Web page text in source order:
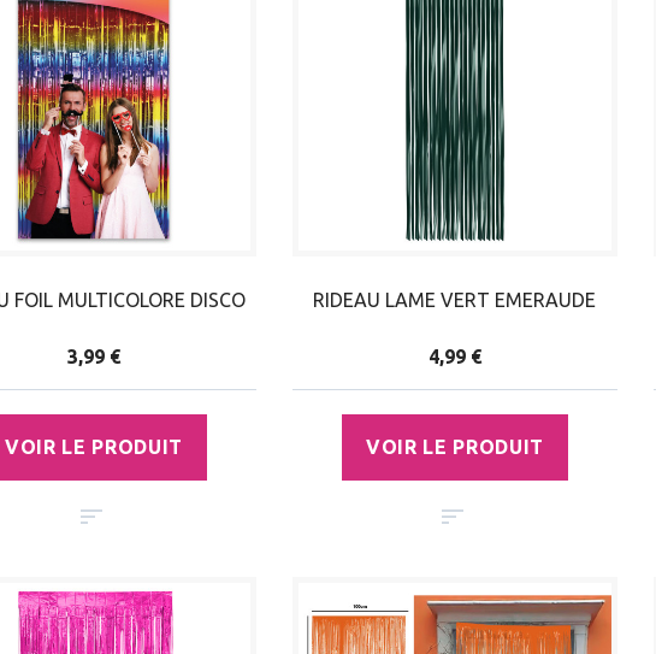
FOIL MULTICOLORE DISCO
3,99 €
VOIR LE PRODUIT
RIDEAU LAME VERT EMERAUDE
4,99 €
VOIR LE PRODUIT